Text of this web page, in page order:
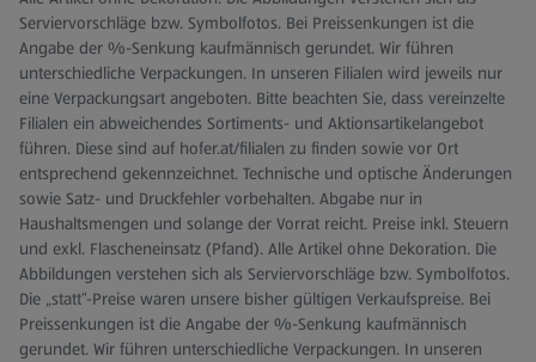
Serviervorschläge bzw. Symbolfotos. Bei Preissenkungen ist die
Angabe der %-Senkung kaufmännisch gerundet. Wir führen
unterschiedliche Verpackungen. In unseren Filialen wird jeweils nur
eine Verpackungsart angeboten. Bitte beachten Sie, dass vereinzelte
Filialen ein abweichendes Sortiments- und Aktionsartikelangebot
führen. Diese sind auf hofer.at/filialen zu finden sowie vor Ort
entsprechend gekennzeichnet. Technische und optische Änderungen
sowie Satz- und Druckfehler vorbehalten. Abgabe nur in
Haushaltsmengen und solange der Vorrat reicht. Preise inkl. Steuern
und exkl. Flascheneinsatz (Pfand). Alle Artikel ohne Dekoration. Die
Abbildungen verstehen sich als Serviervorschläge bzw. Symbolfotos.
Die „statt“-Preise waren unsere bisher gültigen Verkaufspreise. Bei
Preissenkungen ist die Angabe der %-Senkung kaufmännisch
gerundet. Wir führen unterschiedliche Verpackungen. In unseren